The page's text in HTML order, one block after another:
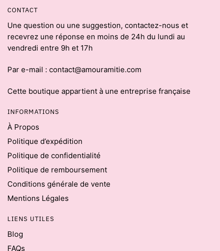
CONTACT
Une question ou une suggestion, contactez-nous et
recevrez une réponse en moins de 24h du lundi au
vendredi entre 9h et 17h
Par e-mail : contact@amouramitie.com
Cette boutique appartient à une entreprise française
INFORMATIONS
À Propos
Politique d’expédition
Politique de confidentialité
Politique de remboursement
Conditions générale de vente
Mentions Légales
LIENS UTILES
Blog
FAQs